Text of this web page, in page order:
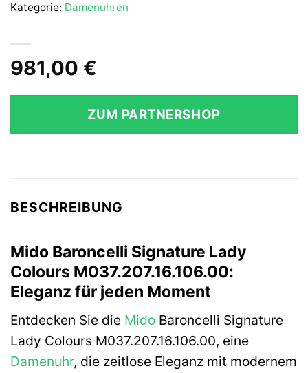
981,00 €
ZUM PARTNERSHOP
Kategorie: Damenuhren
BESCHREIBUNG
Mido Baroncelli Signature Lady
Colours M037.207.16.106.00:
Eleganz für jeden Moment
Entdecken Sie die Mido Baroncelli Signature
Lady Colours M037.207.16.106.00, eine
Damenuhr, die zeitlose Eleganz mit modernem